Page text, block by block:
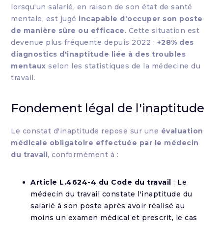
lorsqu'un salarié, en raison de son état de santé
mentale, est jugé incapable d'occuper son poste
de manière sûre ou efficace. Cette situation est
devenue plus fréquente depuis 2022 : +28% des
diagnostics d'inaptitude liée à des troubles
mentaux selon les statistiques de la médecine du
travail.
Fondement légal de l'inaptitude
Le constat d'inaptitude repose sur une évaluation
médicale obligatoire effectuée par le médecin
du travail, conformément à :
Article L.4624-4 du Code du travail : Le
médecin du travail constate l'inaptitude du
salarié à son poste après avoir réalisé au
moins un examen médical et prescrit, le cas